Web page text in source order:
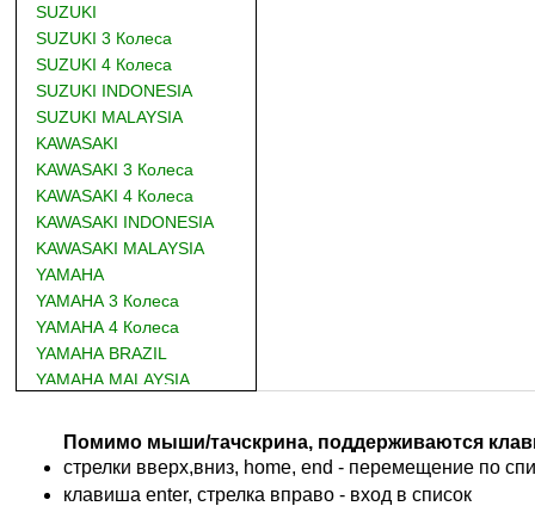
SUZUKI
SUZUKI 3 Колеса
SUZUKI 4 Колеса
SUZUKI INDONESIA
SUZUKI MALAYSIA
KAWASAKI
KAWASAKI 3 Колеса
KAWASAKI 4 Колеса
KAWASAKI INDONESIA
KAWASAKI MALAYSIA
YAMAHA
YAMAHA 3 Колеса
YAMAHA 4 Колеса
YAMAHA BRAZIL
YAMAHA MALAYSIA
BMWПомимо мыши/тачскрина, поддерживаются
стрелки вверх,вниз, home, end - перемещение по
клавиша enter, стрелка вправо - вход в список